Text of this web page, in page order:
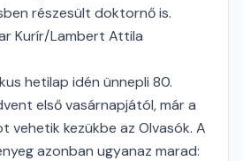
részesült doktornő is.
Kurír/Lambert Attila
hetilap idén ünnepli 80.
első vasárnapjától, már a
vehetik kezükbe az Olvasók. A
azonban ugyanaz marad: